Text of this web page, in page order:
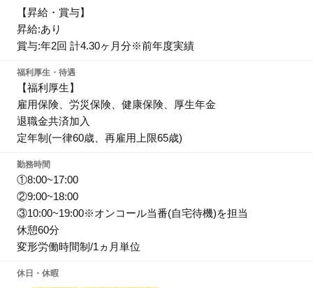
【昇給・賞与】
昇給:あり
賞与:年2回 計4.30ヶ月分※前年度実績
福利厚生・待遇
【福利厚生】
雇用保険、労災保険、健康保険、厚生年金
退職金共済加入
定年制(一律60歳、再雇用上限65歳)
勤務時間
①8:00~17:00
②9:00~18:00
③10:00~19:00※オンコール当番(自宅待機)を担当
休憩60分
変形労働時間制/1ヵ月単位
休日・休暇